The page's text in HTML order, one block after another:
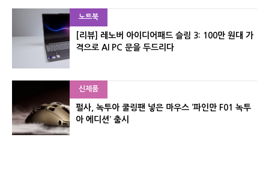
노트북
[리뷰] 레노버 아이디어패드 슬림 3: 100만 원대 가
격으로 AI PC 문을 두드리다
신제품
펄사, 녹투아 쿨링팬 넣은 마우스 ‘파인만 F01 녹투
아 에디션’ 출시